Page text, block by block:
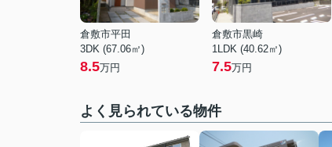
倉敷市平田
3DK (67.06㎡)
8.5万円
倉敷市黒崎
1LDK (40.62㎡)
7.5万円
よく見られている物件